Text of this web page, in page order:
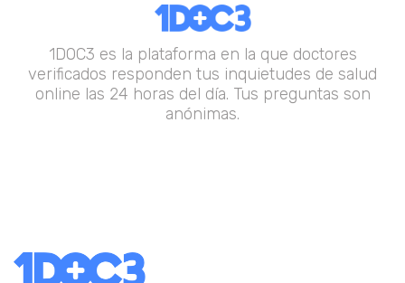
1DOC3 es la plataforma en la que doctores
verificados responden tus inquietudes de salud
online las 24 horas del día. Tus preguntas son
anónimas.